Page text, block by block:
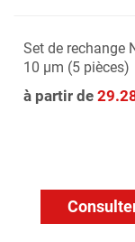
Set de rechange
10 µm (5 pièces)
à partir de